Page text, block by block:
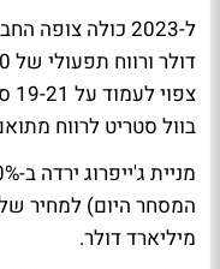
בוול סטריט לרווח מתואם של 18
מיליארד דולר.